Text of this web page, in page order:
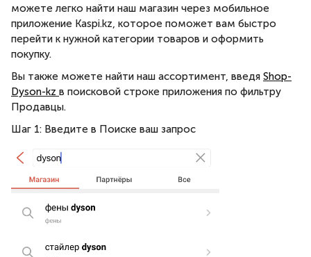
можете легко найти наш магазин через мобильное
приложение Kaspi.kz, которое поможет вам быстро
перейти к нужной категории товаров и оформить
покупку.
Вы также можете найти наш ассортимент, введя Shop-
Dyson-kz в поисковой строке приложения по фильтру
Продавцы.
Шаг 1: Введите в Поиске ваш запрос